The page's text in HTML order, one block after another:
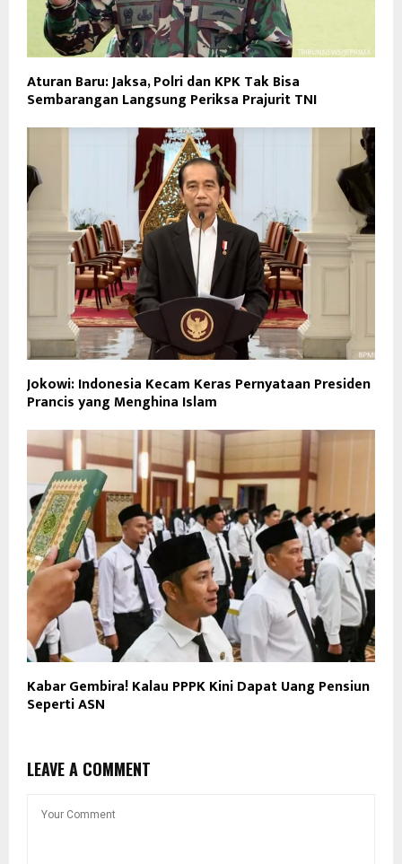
Aturan Baru: Jaksa, Polri dan KPK Tak Bisa
Sembarangan Langsung Periksa Prajurit TNI
Jokowi: Indonesia Kecam Keras Pernyataan Presiden
Prancis yang Menghina Islam
Kabar Gembira! Kalau PPPK Kini Dapat Uang Pensiun
Seperti ASN
LEAVE A COMMENT